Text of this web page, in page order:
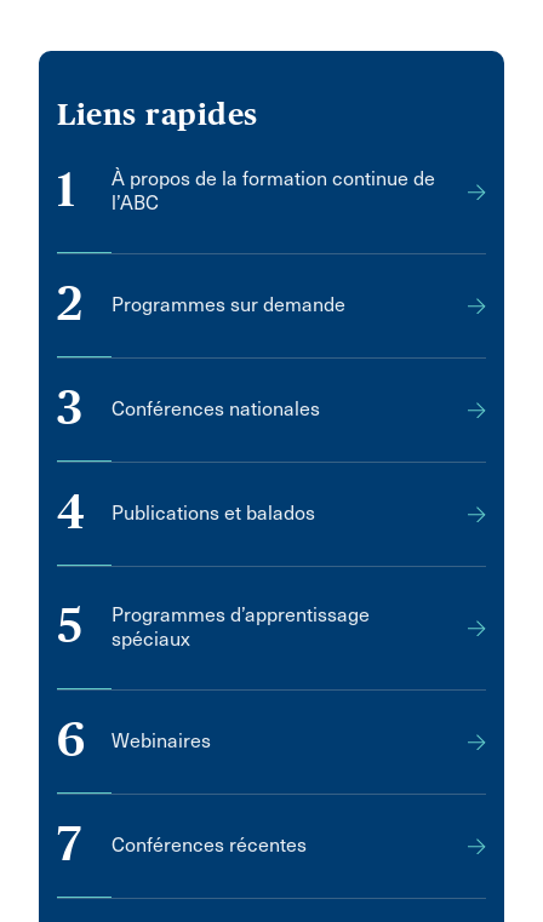
Liens rapides
1
À propos de la formation continue de
l’ABC
2 Programmes sur demande
3 Conférences nationales
4 Publications et balados
5
Programmes d’apprentissage
spéciaux
6 Webinaires
7 Conférences récentes